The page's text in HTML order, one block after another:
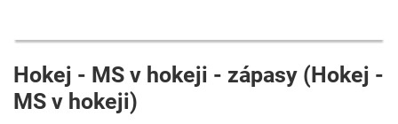
Hokej - MS v hokeji - zápasy (Hokej -
MS v hokeji)